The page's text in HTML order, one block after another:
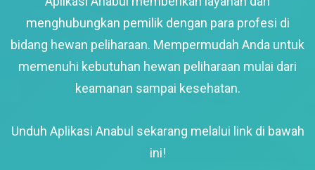
menghubungkan pemilik dengan para profesi di
bidang hewan peliharaan. Mempermudah Anda untuk
memenuhi kebutuhan hewan peliharaan mulai dari
keamanan sampai kesehatan.
Unduh Aplikasi Anabul sekarang melalui link di bawah
ini!